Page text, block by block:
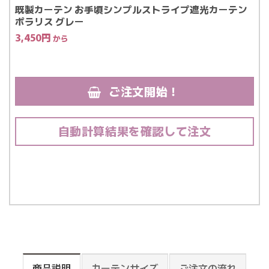
既製カーテン お手頃シンプルストライプ遮光カーテン
ポラリス グレー
3,450円
ご注文開始！
自動計算結果を確認して注文